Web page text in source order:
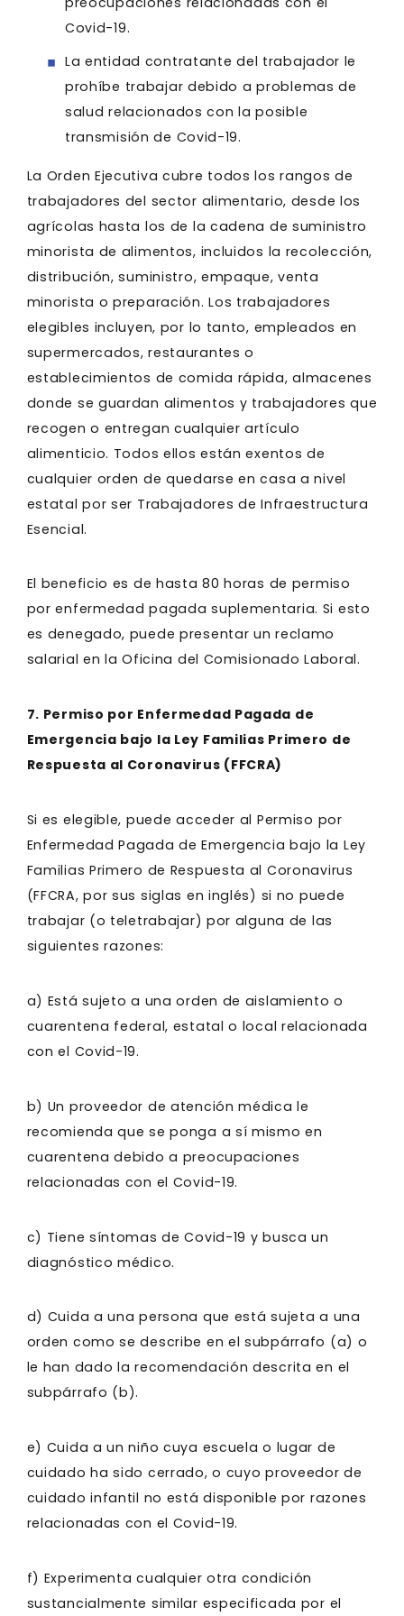
Covid-19.
La entidad contratante del trabajador le
prohíbe trabajar debido a problemas de
salud relacionados con la posible
transmisión de Covid-19.
La Orden Ejecutiva cubre todos los rangos de
trabajadores del sector alimentario, desde los
agrícolas hasta los de la cadena de suministro
minorista de alimentos, incluidos la recolección,
distribución, suministro, empaque, venta
minorista o preparación. Los trabajadores
elegibles incluyen, por lo tanto, empleados en
supermercados, restaurantes o
establecimientos de comida rápida, almacenes
donde se guardan alimentos y trabajadores que
recogen o entregan cualquier artículo
alimenticio. Todos ellos están exentos de
cualquier orden de quedarse en casa a nivel
estatal por ser Trabajadores de Infraestructura
Esencial.
El beneficio es de hasta 80 horas de permiso
por enfermedad pagada suplementaria. Si esto
es denegado, puede presentar un reclamo
salarial en la Oficina del Comisionado Laboral.
7. Permiso por Enfermedad Pagada de
Emergencia bajo la Ley Familias Primero de
Respuesta al Coronavirus (FFCRA)
Si es elegible, puede acceder al Permiso por
Enfermedad Pagada de Emergencia bajo la Ley
Familias Primero de Respuesta al Coronavirus
(FFCRA, por sus siglas en inglés) si no puede
trabajar (o teletrabajar) por alguna de las
siguientes razones:
a) Está sujeto a una orden de aislamiento o
cuarentena federal, estatal o local relacionada
con el Covid-19.
b) Un proveedor de atención médica le
recomienda que se ponga a sí mismo en
cuarentena debido a preocupaciones
relacionadas con el Covid-19.
c) Tiene síntomas de Covid-19 y busca un
diagnóstico médico.
d) Cuida a una persona que está sujeta a una
orden como se describe en el subpárrafo (a) o
le han dado la recomendación descrita en el
subpárrafo (b).
e) Cuida a un niño cuya escuela o lugar de
cuidado ha sido cerrado, o cuyo proveedor de
cuidado infantil no está disponible por razones
relacionadas con el Covid-19.
f) Experimenta cualquier otra condición
sustancialmente similar especificada por el